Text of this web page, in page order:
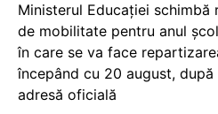
Ministerul Educației schimbă
de mobilitate pentru anul
în care se va face
începând cu 20 august,
adresă oficială